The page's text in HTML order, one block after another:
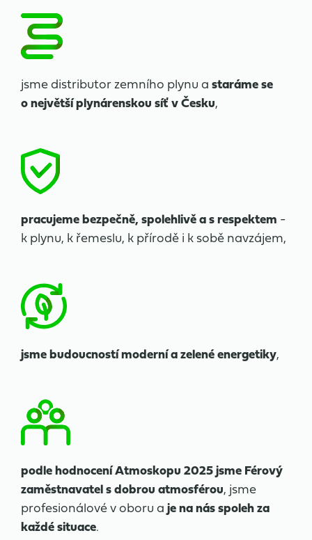
jsme distributor zemního plynu a staráme se
o největší plynárenskou síť v Česku,
pracujeme bezpečně, spolehlivě a s respektem -
k plynu, k řemeslu, k přírodě i k sobě navzájem,
jsme budoucností moderní a zelené energetiky,
podle hodnocení Atmoskopu 2025 jsme Férový
zaměstnavatel s dobrou atmosférou, jsme
profesionálové v oboru a je na nás spoleh za
každé situace.